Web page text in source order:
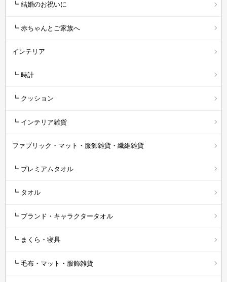
┗ 結婚のお祝いに
┗ 赤ちゃんとご家族へ
インテリア
┗ 時計
┗ クッション
┗ インテリア雑貨
ファブリック・マット・服飾雑貨・繊維雑貨
┗ プレミアムタオル
┗ タオル
┗ ブランド・キャラクタータオル
┗ まくら・寝具
┗ 毛布・マット・服飾雑貨